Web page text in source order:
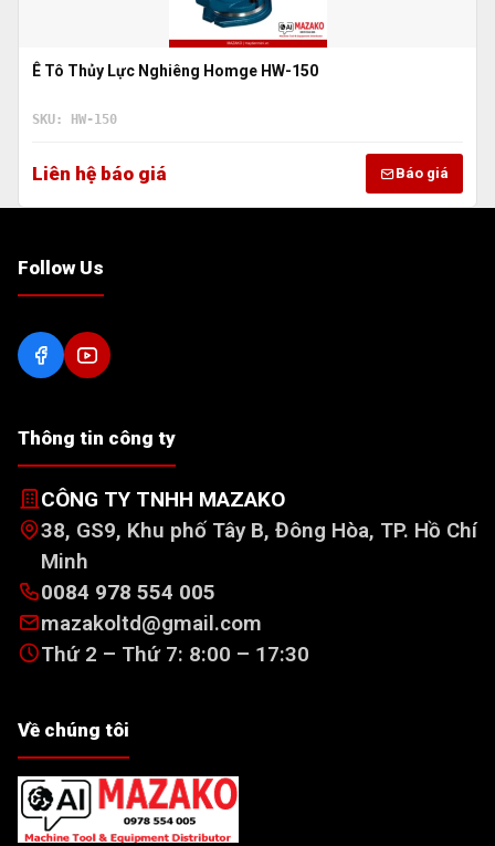
Ê Tô Thủy Lực Nghiêng Homge HW-150
SKU: HW-150
Liên hệ báo giá Báo giá
Follow Us
Thông tin công ty
CÔNG TY TNHH MAZAKO
38, GS9, Khu phố Tây B, Đông Hòa, TP. Hồ Chí
Minh
0084 978 554 005
mazakoltd@gmail.com
Thứ 2 – Thứ 7: 8:00 – 17:30
Về chúng tôi